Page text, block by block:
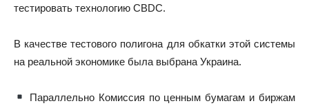
тестировать технологию CBDC.
В качестве тестового полигона для обкатки этой системы
на реальной экономике была выбрана Украина.
Параллельно Комиссия по ценным бумагам и биржам